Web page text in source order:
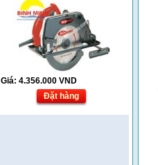
Giá: 4.356.000 VND
Đặt hàng